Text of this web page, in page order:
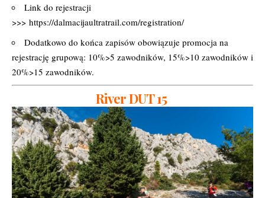
Link do rejestracji
>>> https://dalmacijaultratrail.com/registration/
Dodatkowo do końca zapisów obowiązuje promocja na
rejestrację grupową: 10%>5 zawodników, 15%>10 zawodników i
20%>15 zawodników.
River DUT 15